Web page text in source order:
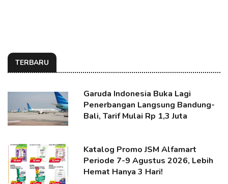
TERBARU
Garuda Indonesia Buka Lagi
Penerbangan Langsung Bandung-
Bali, Tarif Mulai Rp 1,3 Juta
Katalog Promo JSM Alfamart
Periode 7-9 Agustus 2026, Lebih
Hemat Hanya 3 Hari!